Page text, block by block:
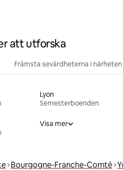
att utforska
Främsta sevärdheterna i närheten
Lyon
Semesterboenden
Visa mer
Bourgogne-Franche-Comté